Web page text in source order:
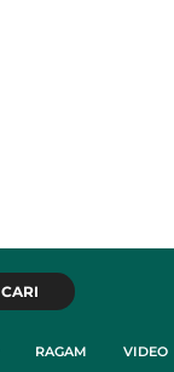
CARI
RAGAM VIDEO